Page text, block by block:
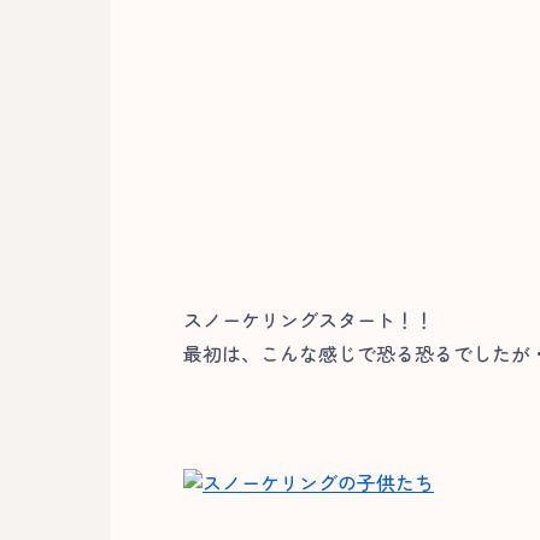
スノーケリングスタート！！
最初は、こんな感じで恐る恐るでしたが